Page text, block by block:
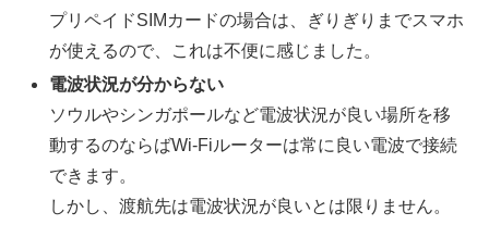
プリペイドSIMカードの場合は、ぎりぎりまでスマホ
が使えるので、これは不便に感じました。
電波状況が分からない
ソウルやシンガポールなど電波状況が良い場所を移
動するのならばWi-Fiルーターは常に良い電波で接続
できます。
しかし、渡航先は電波状況が良いとは限りません。